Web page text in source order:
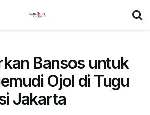
Bansos untuk
Ojol di Tugu
Jakarta